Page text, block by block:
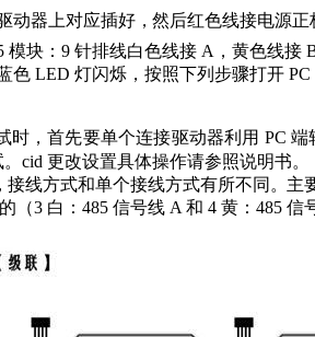
动器上对应插好 ， 然后红色线接电源正
模块 ： 9 针排线白色线接 A ， 黄色线接
色 LED 灯闪烁，按照下列 步骤打开 PC
时，首先要单个连接驱动器利用 PC 端
。 cid 更改设置具体操作请参照说明书。
， 接线方式和单个接线方式有所不同 。 主
的 （3 白 ： 485 信号线 A 和 4 黄 ： 485 信